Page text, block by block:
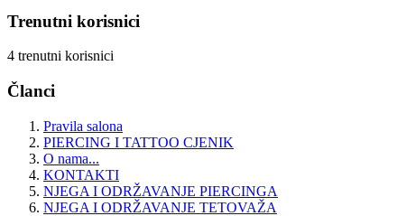
Trenutni korisnici
4 trenutni korisnici
Članci
Pravila salona
PIERCING I TATTOO CJENIK
O nama...
KONTAKTI
NJEGA I ODRŽAVANJE PIERCINGA
NJEGA I ODRŽAVANJE TETOVAŽA